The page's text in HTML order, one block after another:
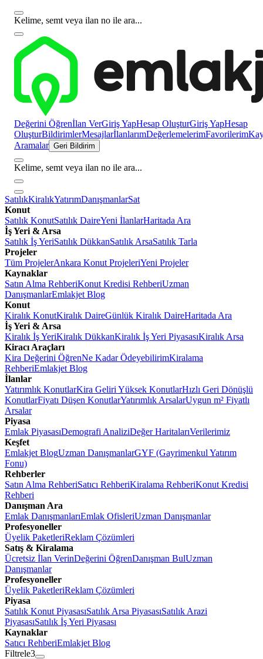
Kelime, semt veya ilan no ile ara...
Değerini Öğrenİlan VerGiriş YapHesap OluşturGiriş YapHesap
OluşturBildirimlerMesajlarİlanlarımDeğerlemelerimFavorilerim
Aramalar Geri Bildirim
Kelime, semt veya ilan no ile ara...
SatılıkKiralıkYatırımDanışmanlarSat
Konut
Satılık KonutSatılık DaireYeni İlanlarHaritada Ara
İş Yeri & Arsa
Satılık İş YeriSatılık DükkanSatılık ArsaSatılık Tarla
Projeler
Tüm ProjelerAnkara Konut ProjeleriYeni Projeler
Kaynaklar
Satın Alma RehberiKonut Kredisi RehberiUzman
DanışmanlarEmlakjet Blog
Konut
Kiralık KonutKiralık DaireGünlük Kiralık DaireHaritada Ara
İş Yeri & Arsa
Kiralık İş YeriKiralık DükkanKiralık İş Yeri PiyasasıKiralık Arsa
Kiracı Araçları
Kira Değerini ÖğrenNe Kadar ÖdeyebilirimKiralama
RehberiEmlakjet Blog
İlanlar
Yatırımlık KonutlarKira Geliri Yüksek KonutlarHızlı Geri Dönüşlü
KonutlarFiyatı Düşen KonutlarYatırımlık ArsalarUygun m² Fiyatlı
Arsalar
Piyasa
Emlak PiyasasıDemografi AnaliziDeğer HaritalarıVerilerimiz
Keşfet
Emlakjet BlogUzman DanışmanlarGYF (Gayrimenkul Yatırım
Fonu)
Rehberler
Satın Alma RehberiSatıcı RehberiKiralama RehberiKonut Kredisi
Rehberi
Danışman Ara
Emlak DanışmanlarıEmlak OfisleriUzman Danışmanlar
Profesyoneller
Üyelik PaketleriReklam Çözümleri
Satış & Kiralama
Ücretsiz İlan VerinDeğerini ÖğrenDanışman BulUzman
Danışmanlar
Profesyoneller
Üyelik PaketleriReklam Çözümleri
Piyasa
Satılık Konut PiyasasıSatılık Arsa PiyasasıSatılık Arazi
PiyasasıSatılık İş Yeri Piyasası
Kaynaklar
Satıcı RehberiEmlakjet Blog
Filtrele3